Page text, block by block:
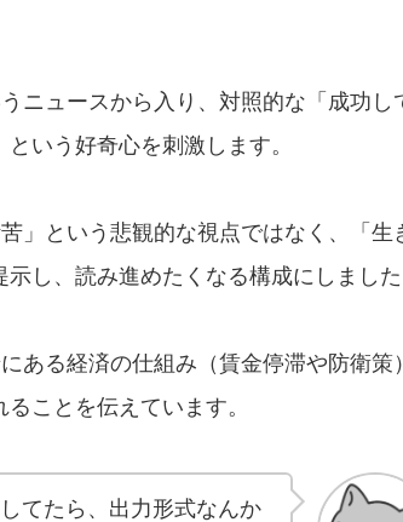
ニュースから入り、対照的な「成功し
いう好奇心を刺激します。
」という悲観的な視点ではなく、「生
し、読み進めたくなる構成にしました
ある経済の仕組み（賃金停滞や防衛策）
ことを伝えています。
てたら、出力形式なんか